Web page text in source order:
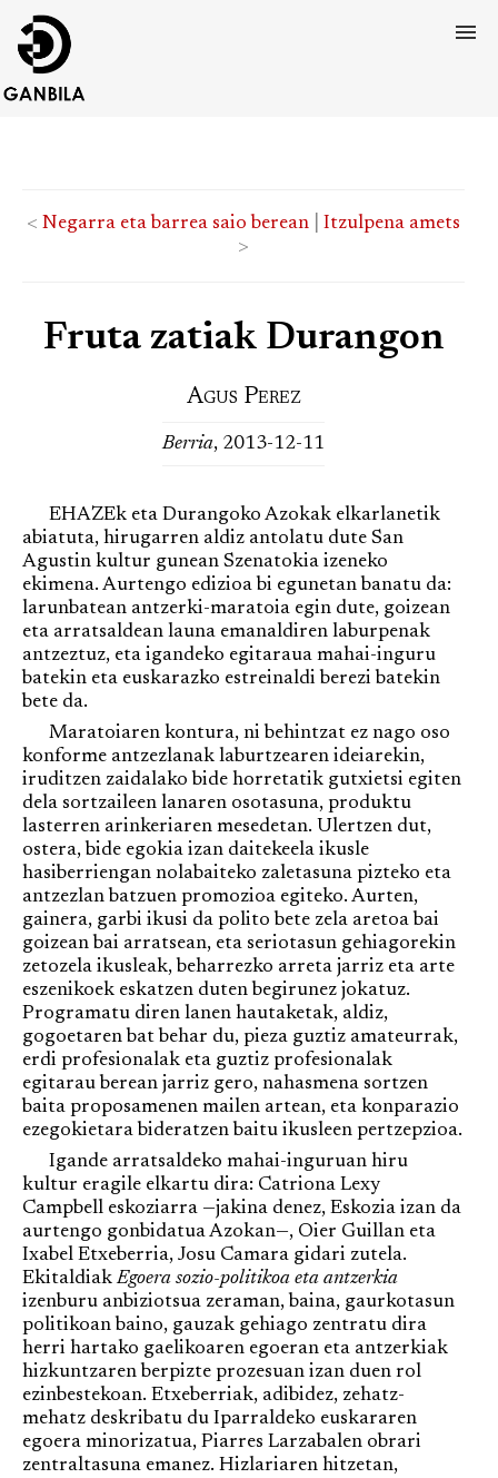
< Negarra eta barrea saio berean
Itzulpena amets
>
Fruta zatiak Durangon
Agus Perez
Berria, 2013-12-11
EHAZEk eta Durangoko Azokak elkarlanetik
abiatuta, hirugarren aldiz antolatu dute San
Agustin kultur gunean Szenatokia izeneko
ekimena. Aurtengo edizioa bi egunetan banatu da:
larunbatean antzerki-maratoia egin dute, goizean
eta arratsaldean launa emanaldiren laburpenak
antzeztuz, eta igandeko egitaraua mahai-inguru
batekin eta euskarazko estreinaldi berezi batekin
bete da.
Maratoiaren kontura, ni behintzat ez nago oso
konforme antzezlanak laburtzearen ideiarekin,
iruditzen zaidalako bide horretatik gutxietsi egiten
dela sortzaileen lanaren osotasuna, produktu
lasterren arinkeriaren mesedetan. Ulertzen dut,
ostera, bide egokia izan daitekeela ikusle
hasiberriengan nolabaiteko zaletasuna pizteko eta
antzezlan batzuen promozioa egiteko. Aurten,
gainera, garbi ikusi da polito bete zela aretoa bai
goizean bai arratsean, eta seriotasun gehiagorekin
zetozela ikusleak, beharrezko arreta jarriz eta arte
eszenikoek eskatzen duten begirunez jokatuz.
Programatu diren lanen hautaketak, aldiz,
gogoetaren bat behar du, pieza guztiz amateurrak,
erdi profesionalak eta guztiz profesionalak
egitarau berean jarriz gero, nahasmena sortzen
baita proposamenen mailen artean, eta konparazio
ezegokietara bideratzen baitu ikusleen pertzepzioa.
Igande arratsaldeko mahai-inguruan hiru
kultur eragile elkartu dira: Catriona Lexy
Campbell eskoziarra —jakina denez, Eskozia izan da
aurtengo gonbidatua Azokan—, Oier Guillan eta
Ixabel Etxeberria, Josu Camara gidari zutela.
EkitaldiakEgoera sozio-politikoa eta antzerkia
izenburu anbiziotsua zeraman, baina, gaurkotasun
politikoan baino, gauzak gehiago zentratu dira
herri hartako gaelikoaren egoeran eta antzerkiak
hizkuntzaren berpizte prozesuan izan duen rol
ezinbestekoan. Etxeberriak, adibidez, zehatz-
mehatz deskribatu du Iparraldeko euskararen
egoera minorizatua, Piarres Larzabalen obrari
zentraltasuna emanez. Hizlariaren hitzetan,